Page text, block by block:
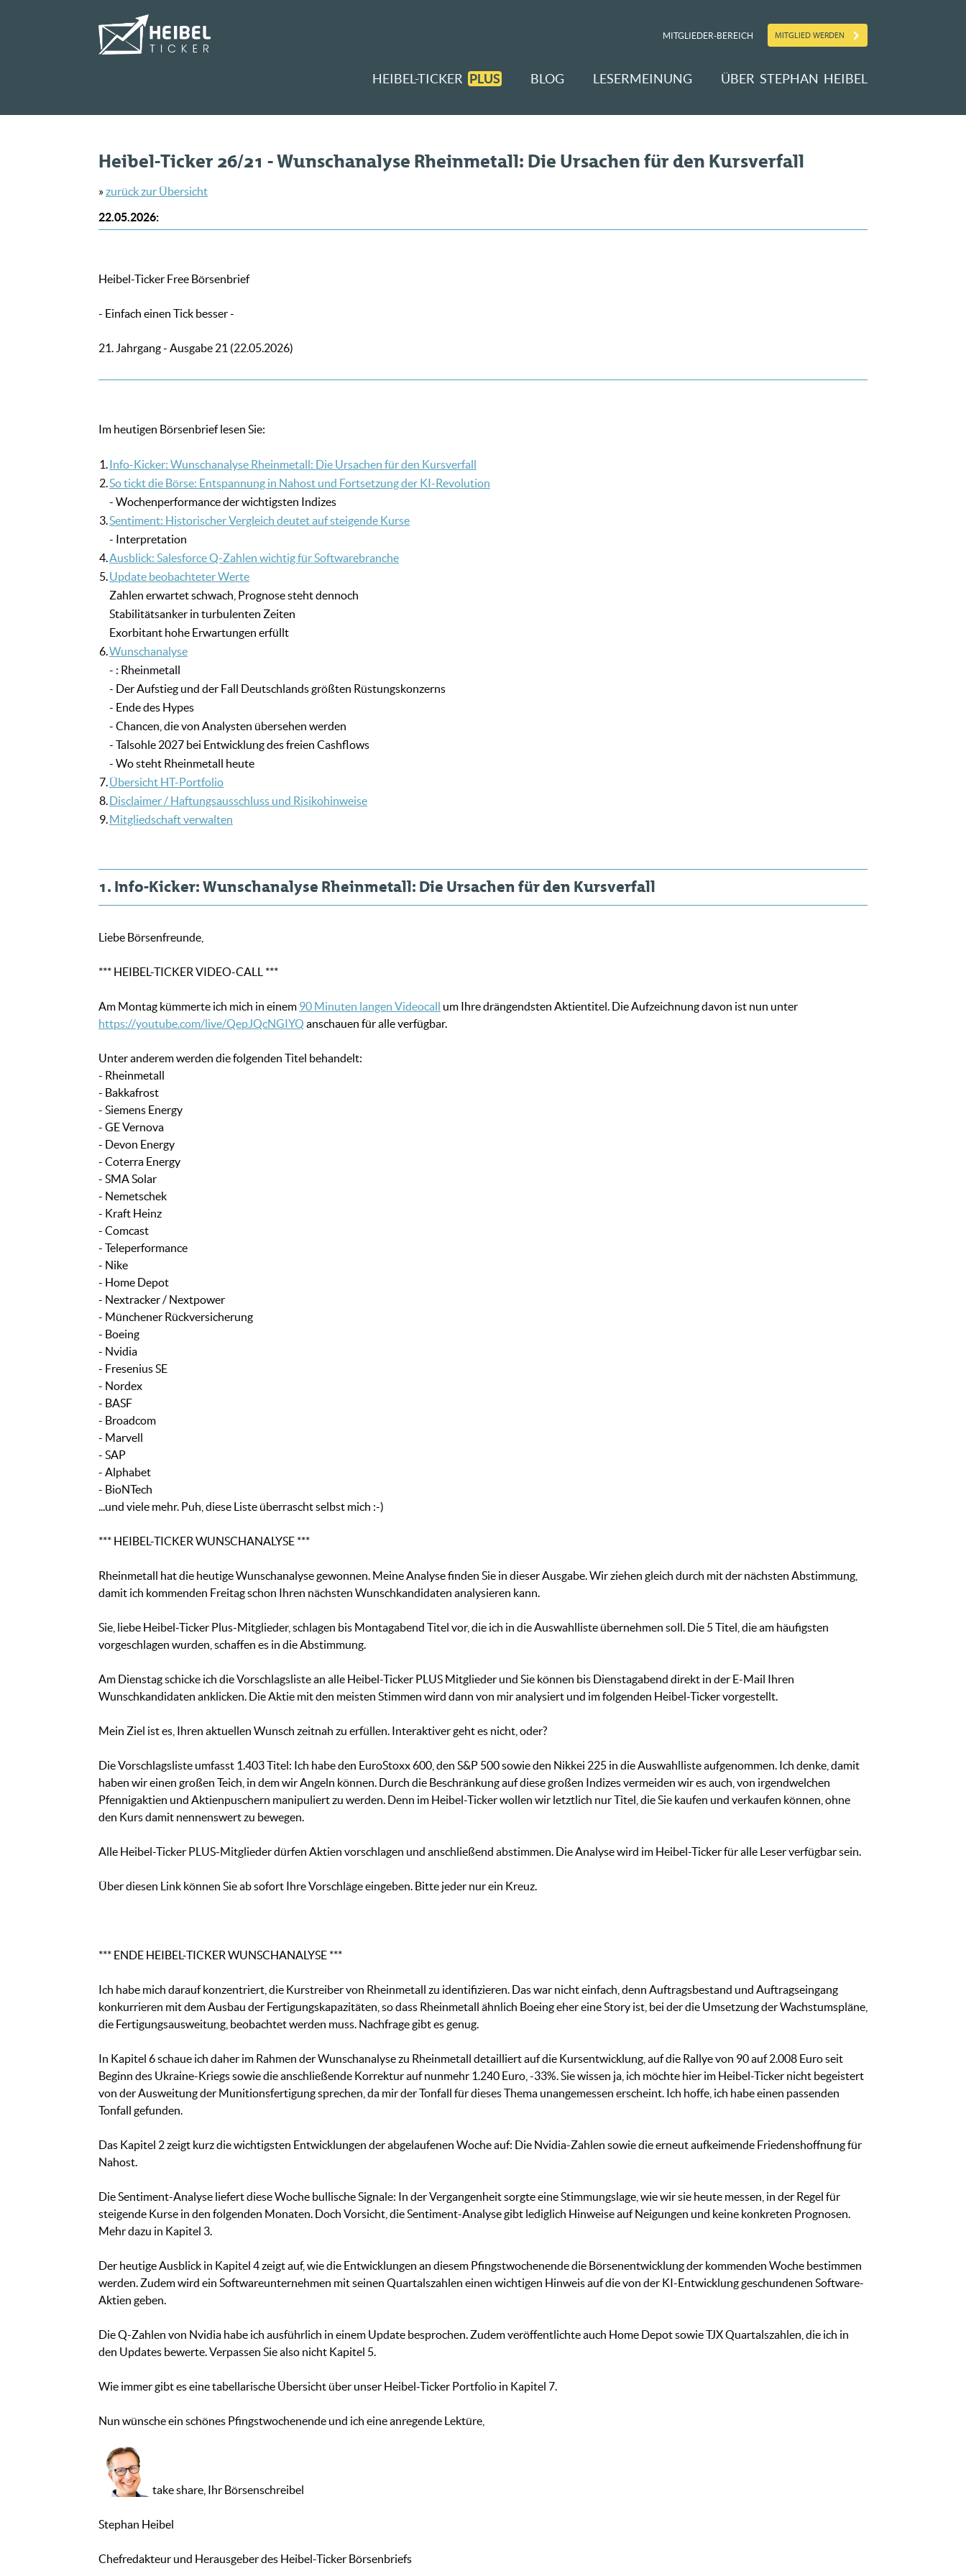
MITGLIEDER-BEREICH MITGLIED WERDEN
HEIBEL-TICKER PLUS BLOG LESERMEINUNG ÜBER STEPHAN HEIBEL
Heibel-Ticker 26/21 - Wunschanalyse Rheinmetall: Die Ursachen für den Kursverfall
»zurück zur Übersicht
22.05.2026:
Heibel-Ticker Free Börsenbrief
- Einfach einen Tick besser -
21. Jahrgang - Ausgabe 21 (22.05.2026)
Im heutigen Börsenbrief lesen Sie:
1.Info-Kicker: Wunschanalyse Rheinmetall: Die Ursachen für den Kursverfall
2.So tickt die Börse: Entspannung in Nahost und Fortsetzung der KI-Revolution
- Wochenperformance der wichtigsten Indizes
3.Sentiment: Historischer Vergleich deutet auf steigende Kurse
- Interpretation
4.Ausblick: Salesforce Q-Zahlen wichtig für Softwarebranche
5.Update beobachteter Werte
Zahlen erwartet schwach, Prognose steht dennoch
Stabilitätsanker in turbulenten Zeiten
Exorbitant hohe Erwartungen erfüllt
6.Wunschanalyse
- : Rheinmetall
- Der Aufstieg und der Fall Deutschlands größten Rüstungskonzerns
- Ende des Hypes
- Chancen, die von Analysten übersehen werden
- Talsohle 2027 bei Entwicklung des freien Cashflows
- Wo steht Rheinmetall heute
7.Übersicht HT-Portfolio
8.Disclaimer / Haftungsausschluss und Risikohinweise
9.Mitgliedschaft verwalten
1. Info-Kicker: Wunschanalyse Rheinmetall: Die Ursachen für den Kursverfall
Liebe Börsenfreunde,
*** HEIBEL-TICKER VIDEO-CALL ***
Am Montag kümmerte ich mich in einem 90 Minuten langen Videocall um Ihre drängendsten Aktientitel. Die Aufzeichnung davon ist nun unter
https://youtube.com/live/QepJQcNGIYQ anschauen für alle verfügbar.
Unter anderem werden die folgenden Titel behandelt:
- Rheinmetall
- Bakkafrost
- Siemens Energy
- GE Vernova
- Devon Energy
- Coterra Energy
- SMA Solar
- Nemetschek
- Kraft Heinz
- Comcast
- Teleperformance
- Nike
- Home Depot
- Nextracker / Nextpower
- Münchener Rückversicherung
- Boeing
- Nvidia
- Fresenius SE
- Nordex
- BASF
- Broadcom
- Marvell
- SAP
- Alphabet
- BioNTech
...und viele mehr. Puh, diese Liste überrascht selbst mich :-)
*** HEIBEL-TICKER WUNSCHANALYSE ***
Rheinmetall hat die heutige Wunschanalyse gewonnen. Meine Analyse finden Sie in dieser Ausgabe. Wir ziehen gleich durch mit der nächsten Abstimmung,
damit ich kommenden Freitag schon Ihren nächsten Wunschkandidaten analysieren kann.
Sie, liebe Heibel-Ticker Plus-Mitglieder, schlagen bis Montagabend Titel vor, die ich in die Auswahlliste übernehmen soll. Die 5 Titel, die am häufigsten
vorgeschlagen wurden, schaffen es in die Abstimmung.
Am Dienstag schicke ich die Vorschlagsliste an alle Heibel-Ticker PLUS Mitglieder und Sie können bis Dienstagabend direkt in der E-Mail Ihren
Wunschkandidaten anklicken. Die Aktie mit den meisten Stimmen wird dann von mir analysiert und im folgenden Heibel-Ticker vorgestellt.
Mein Ziel ist es, Ihren aktuellen Wunsch zeitnah zu erfüllen. Interaktiver geht es nicht, oder?
Die Vorschlagsliste umfasst 1.403 Titel: Ich habe den EuroStoxx 600, den S&P 500 sowie den Nikkei 225 in die Auswahlliste aufgenommen. Ich denke, damit
haben wir einen großen Teich, in dem wir Angeln können. Durch die Beschränkung auf diese großen Indizes vermeiden wir es auch, von irgendwelchen
Pfennigaktien und Aktienpuschern manipuliert zu werden. Denn im Heibel-Ticker wollen wir letztlich nur Titel, die Sie kaufen und verkaufen können, ohne
den Kurs damit nennenswert zu bewegen.
Alle Heibel-Ticker PLUS-Mitglieder dürfen Aktien vorschlagen und anschließend abstimmen. Die Analyse wird im Heibel-Ticker für alle Leser verfügbar sein.
Über diesen Link können Sie ab sofort Ihre Vorschläge eingeben. Bitte jeder nur ein Kreuz.
*** ENDE HEIBEL-TICKER WUNSCHANALYSE ***
Ich habe mich darauf konzentriert, die Kurstreiber von Rheinmetall zu identifizieren. Das war nicht einfach, denn Auftragsbestand und Auftragseingang
konkurrieren mit dem Ausbau der Fertigungskapazitäten, so dass Rheinmetall ähnlich Boeing eher eine Story ist, bei der die Umsetzung der Wachstumspläne,
die Fertigungsausweitung, beobachtet werden muss. Nachfrage gibt es genug.
In Kapitel 6 schaue ich daher im Rahmen der Wunschanalyse zu Rheinmetall detailliert auf die Kursentwicklung, auf die Rallye von 90 auf 2.008 Euro seit
Beginn des Ukraine-Kriegs sowie die anschließende Korrektur auf nunmehr 1.240 Euro, -33%. Sie wissen ja, ich möchte hier im Heibel-Ticker nicht begeistert
von der Ausweitung der Munitionsfertigung sprechen, da mir der Tonfall für dieses Thema unangemessen erscheint. Ich hoffe, ich habe einen passenden
Tonfall gefunden.
Das Kapitel 2 zeigt kurz die wichtigsten Entwicklungen der abgelaufenen Woche auf: Die Nvidia-Zahlen sowie die erneut aufkeimende Friedenshoffnung für
Nahost.
Die Sentiment-Analyse liefert diese Woche bullische Signale: In der Vergangenheit sorgte eine Stimmungslage, wie wir sie heute messen, in der Regel für
steigende Kurse in den folgenden Monaten. Doch Vorsicht, die Sentiment-Analyse gibt lediglich Hinweise auf Neigungen und keine konkreten Prognosen.
Mehr dazu in Kapitel 3.
Der heutige Ausblick in Kapitel 4 zeigt auf, wie die Entwicklungen an diesem Pfingstwochenende die Börsenentwicklung der kommenden Woche bestimmen
werden. Zudem wird ein Softwareunternehmen mit seinen Quartalszahlen einen wichtigen Hinweis auf die von der KI-Entwicklung geschundenen Software-
Aktien geben.
Die Q-Zahlen von Nvidia habe ich ausführlich in einem Update besprochen. Zudem veröffentlichte auch Home Depot sowie TJX Quartalszahlen, die ich in
den Updates bewerte. Verpassen Sie also nicht Kapitel 5.
Wie immer gibt es eine tabellarische Übersicht über unser Heibel-Ticker Portfolio in Kapitel 7.
Nun wünsche ein schönes Pfingstwochenende und ich eine anregende Lektüre,
take share, Ihr Börsenschreibel
Stephan Heibel
Chefredakteur und Herausgeber des Heibel-Ticker Börsenbriefs